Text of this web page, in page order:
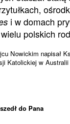
i w domach
polskich
Nowickim napisał
Katolickiej w
do Pana